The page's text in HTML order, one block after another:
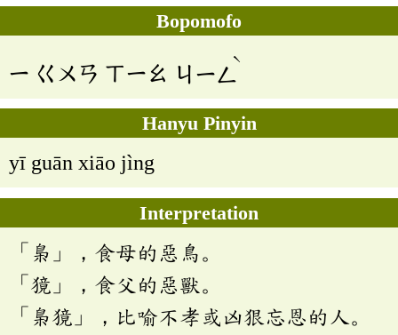
Bopomofo
ㄧ ㄍㄨㄢ ㄒㄧㄠ ㄐㄧㄥ
ˋ
Hanyu Pinyin
yī guān xiāo jìng
Interpretation
「梟」，食母的惡鳥。
「獍」，食父的惡獸。
「梟獍」，比喻不孝或凶狠忘恩的人。